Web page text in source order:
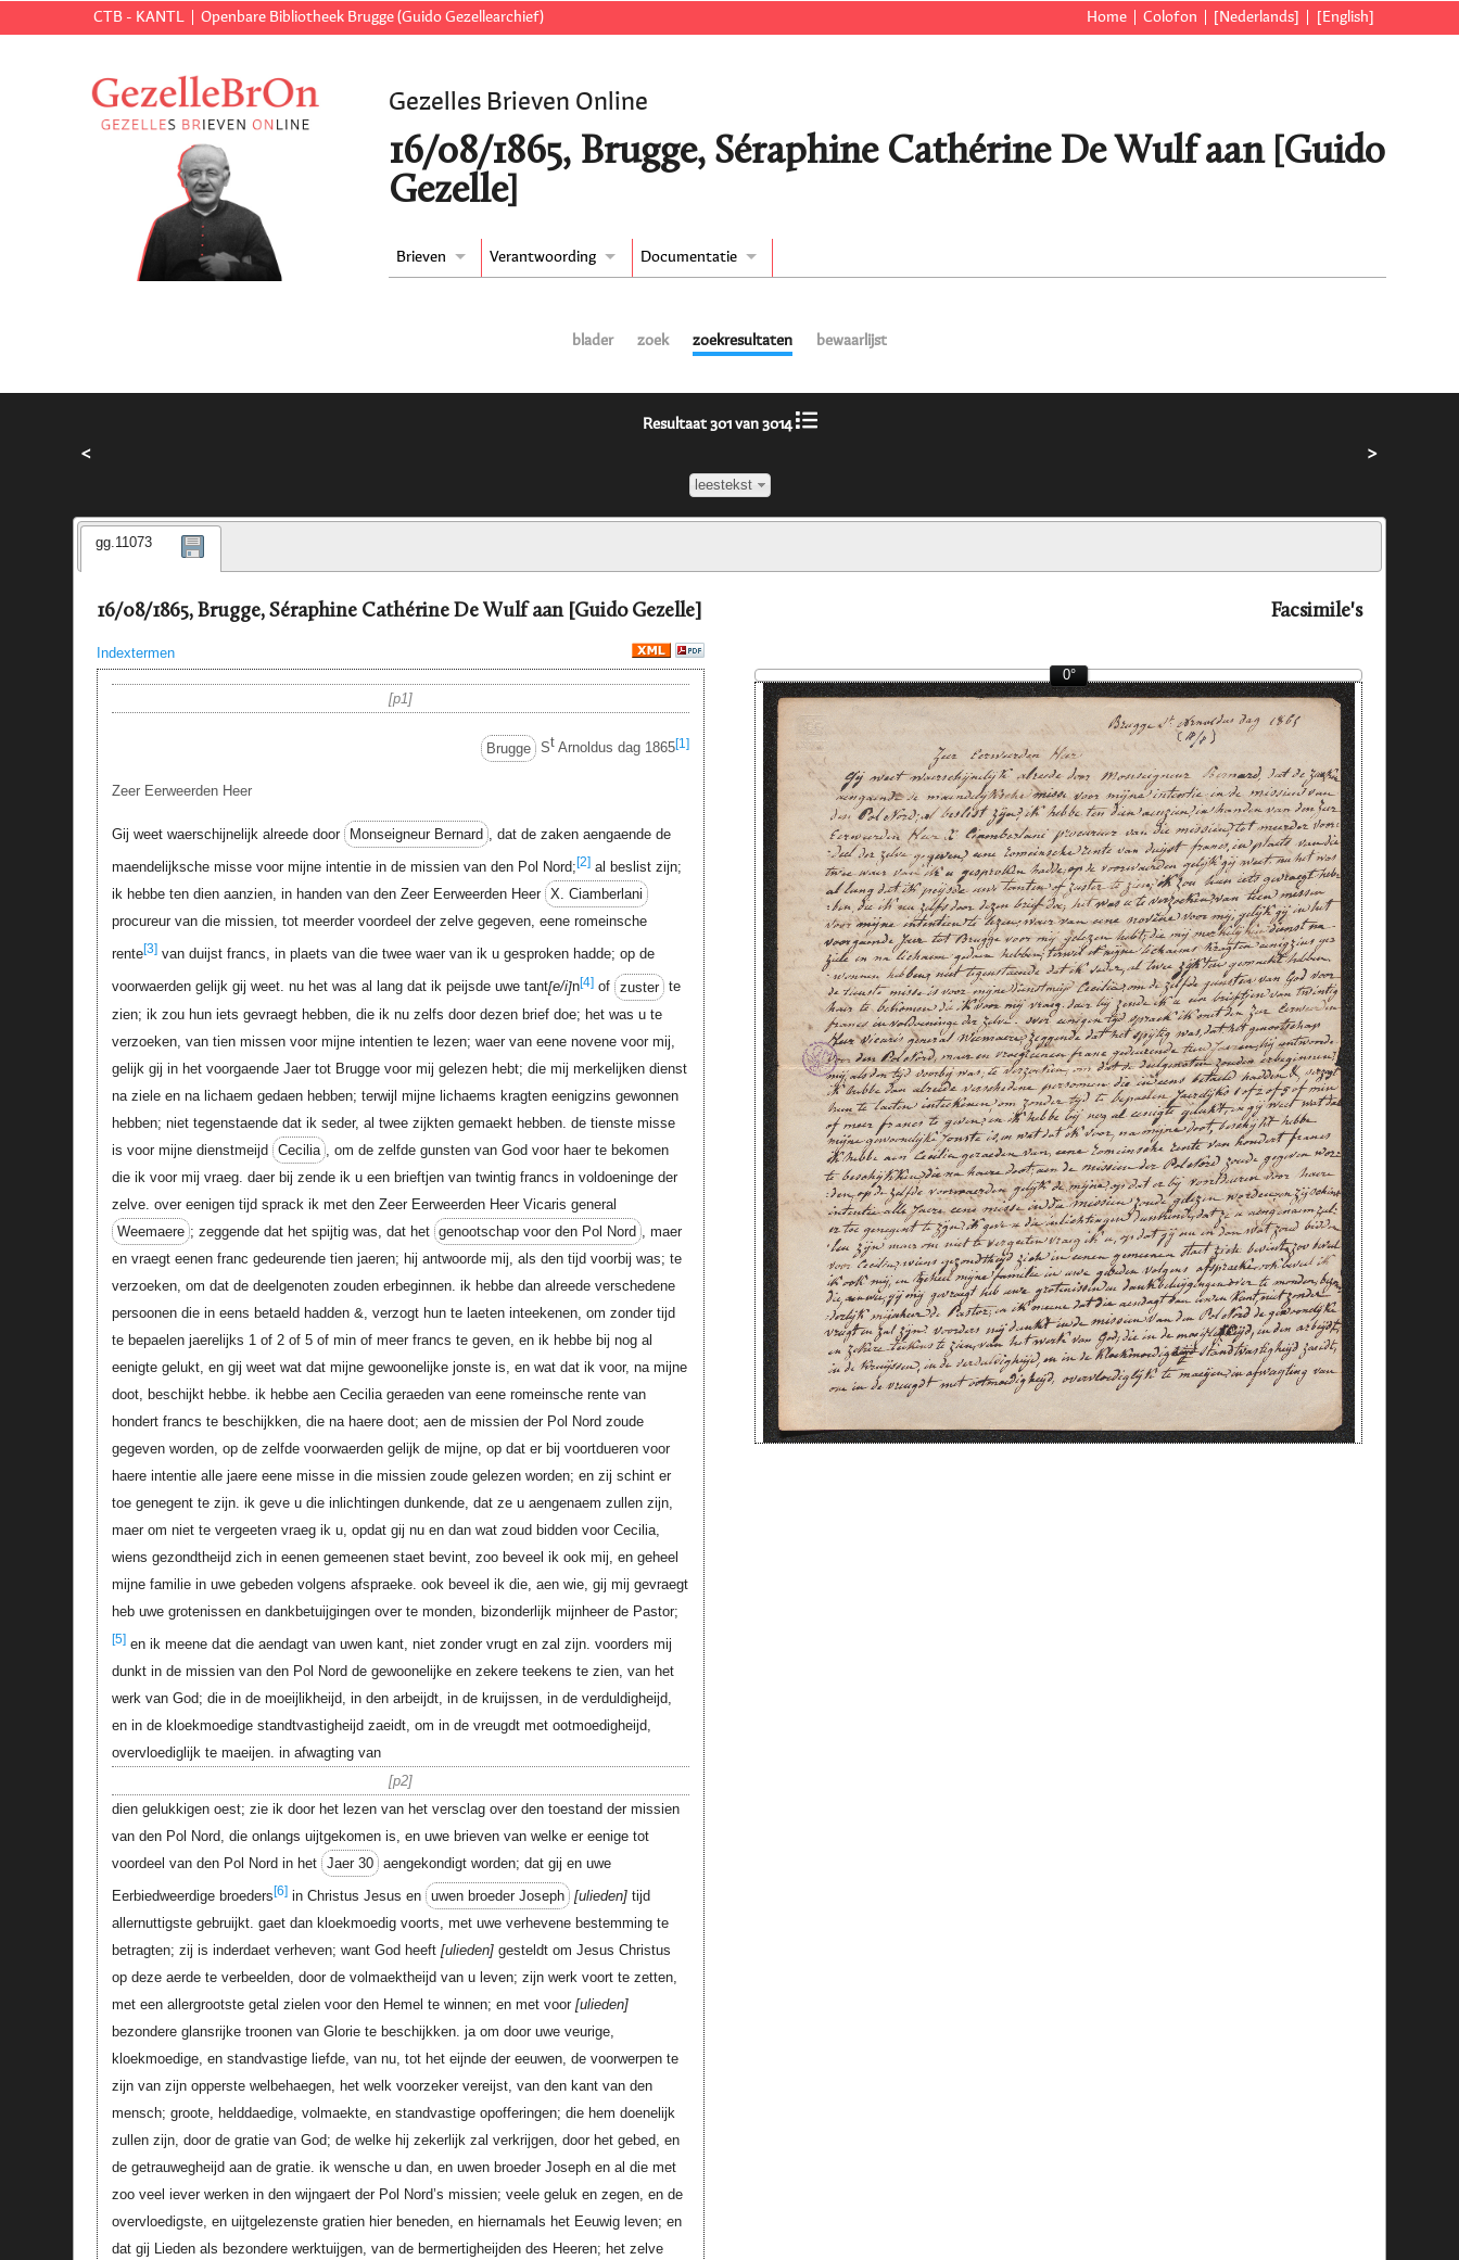
CTB - KANTL Openbare Bibliotheek Brugge (Guido Gezellearchief) Home Colofon [Nederlands] [English]
Gezelles Brieven Online
16/08/1865, Brugge, Séraphine Cathérine De Wulf aan [Guido
Gezelle]
Brieven Verantwoording Documentatie
blader zoek zoekresultaten bewaarlijst
<
Resultaat 301 van 3014
leestekst
>
gg.11073
16/08/1865, Brugge, Séraphine Cathérine De Wulf aan [Guido Gezelle]
Indextermen
Facsimile's
p1
Brugge StArnoldus dag 1865[1]
Zeer Eerweerden Heer
Gij weet waerschijnelijk alreede door Monseigneur Bernard , dat de zaken aengaende de
maendelijksche misse voor mijne intentie in de missien van den Pol Nord;[2]al beslist zijn;
ik hebbe ten dien aanzien, in handen van den Zeer Eerweerden Heer X. Ciamberlani
procureur van die missien, tot meerder voordeel der zelve gegeven, eene romeinsche
rente[3]van duijst francs, in plaets van die twee waer van ik u gesproken hadde; op de
voorwaerden gelijk gij weet. nu het was al lang dat ik peijsde uwe tant e/i n[4]of zuster te
zien; ik zou hun iets gevraegt hebben, die ik nu zelfs door dezen brief doe; het was u te
verzoeken, van tien missen voor mijne intentien te lezen; waer van eene novene voor mij,
gelijk gij in het voorgaende Jaer tot Brugge voor mij gelezen hebt; die mij merkelijken dienst
na ziele en na lichaem gedaen hebben; terwijl mijne lichaems kragten eenigzins gewonnen
hebben; niet tegenstaende dat ik seder, al twee zijkten gemaekt hebben. de tienste misse
is voor mijne dienstmeijd Cecilia , om de zelfde gunsten van God voor haer te bekomen
die ik voor mij vraeg. daer bij zende ik u een brieftjen van twintig francs in voldoeninge der
zelve. over eenigen tijd sprack ik met den Zeer Eerweerden Heer Vicaris general
Weemaere ; zeggende dat het spijtig was, dat het genootschap voor den Pol Nord
, maer
en vraegt eenen franc gedeurende tien jaeren; hij antwoorde mij, als den tijd voorbij was; te
verzoeken, om dat de deelgenoten zouden erbeginnen. ik hebbe dan alreede verschedene
persoonen die in eens betaeld hadden &, verzogt hun te laeten inteekenen, om zonder tijd
te bepaelen jaerelijks 1 of 2 of 5 of min of meer francs te geven, en ik hebbe bij nog al
eenigte gelukt, en gij weet wat dat mijne gewoonelijke jonste is, en wat dat ik voor, na mijne
doot, beschijkt hebbe. ik hebbe aen Cecilia geraeden van eene romeinsche rente van
hondert francs te beschijkken, die na haere doot; aen de missien der Pol Nord zoude
gegeven worden, op de zelfde voorwaerden gelijk de mijne, op dat er bij voortdueren voor
haere intentie alle jaere eene misse in die missien zoude gelezen worden; en zij schint er
toe genegent te zijn. ik geve u die inlichtingen dunkende, dat ze u aengenaem zullen zijn,
maer om niet te vergeeten vraeg ik u, opdat gij nu en dan wat zoud bidden voor Cecilia,
wiens gezondtheijd zich in eenen gemeenen staet bevint, zoo beveel ik ook mij, en geheel
mijne familie in uwe gebeden volgens afspraeke. ook beveel ik die, aen wie, gij mij gevraegt
heb uwe grotenissen en dankbetuijgingen over te monden, bizonderlijk mijnheer de Pastor;
[5]en ik meene dat die aendagt van uwen kant, niet zonder vrugt en zal zijn. voorders mij
dunkt in de missien van den Pol Nord de gewoonelijke en zekere teekens te zien, van het
werk van God; die in de moeijlikheijd, in den arbeijdt, in de kruijssen, in de verduldigheijd,
en in de kloekmoedige standtvastigheijd zaeidt, om in de vreugdt met ootmoedigheijd,
overvloediglijk te maeijen. in afwagting van
p2
dien gelukkigen oest; zie ik door het lezen van het versclag over den toestand der missien
van den Pol Nord, die onlangs uijtgekomen is, en uwe brieven van welke er eenige tot
voordeel van den Pol Nord in het Jaer 30 aengekondigt worden; dat gij en uwe
Eerbiedweerdige broeders[6]in Christus Jesus en uwen broeder Joseph ulieden tijd
allernuttigste gebruijkt. gaet dan kloekmoedig voorts, met uwe verhevene bestemming te
betragten; zij is inderdaet verheven; want God heeft ulieden gesteldt om Jesus Christus
op deze aerde te verbeelden, door de volmaektheijd van u leven; zijn werk voort te zetten,
met een allergrootste getal zielen voor den Hemel te winnen; en met voor ulieden
bezondere glansrijke troonen van Glorie te beschijkken. ja om door uwe veurige,
kloekmoedige, en standvastige liefde, van nu, tot het eijnde der eeuwen, de voorwerpen te
zijn van zijn opperste welbehaegen, het welk voorzeker vereijst, van den kant van den
mensch; groote, helddaedige, volmaekte, en standvastige opofferingen; die hem doenelijk
zullen zijn, door de gratie van God; de welke hij zekerlijk zal verkrijgen, door het gebed, en
de getrauwegheijd aan de gratie. ik wensche u dan, en uwen broeder Joseph en al die met
zoo veel iever werken in den wijngaert der Pol Nord’s missien; veele geluk en zegen, en de
overvloedigste, en uijtgelezenste gratien hier beneden, en hiernamals het Eeuwig leven; en
dat gij Lieden als bezondere werktuijgen, van de bermertigheijden des Heeren; het zelve
0°